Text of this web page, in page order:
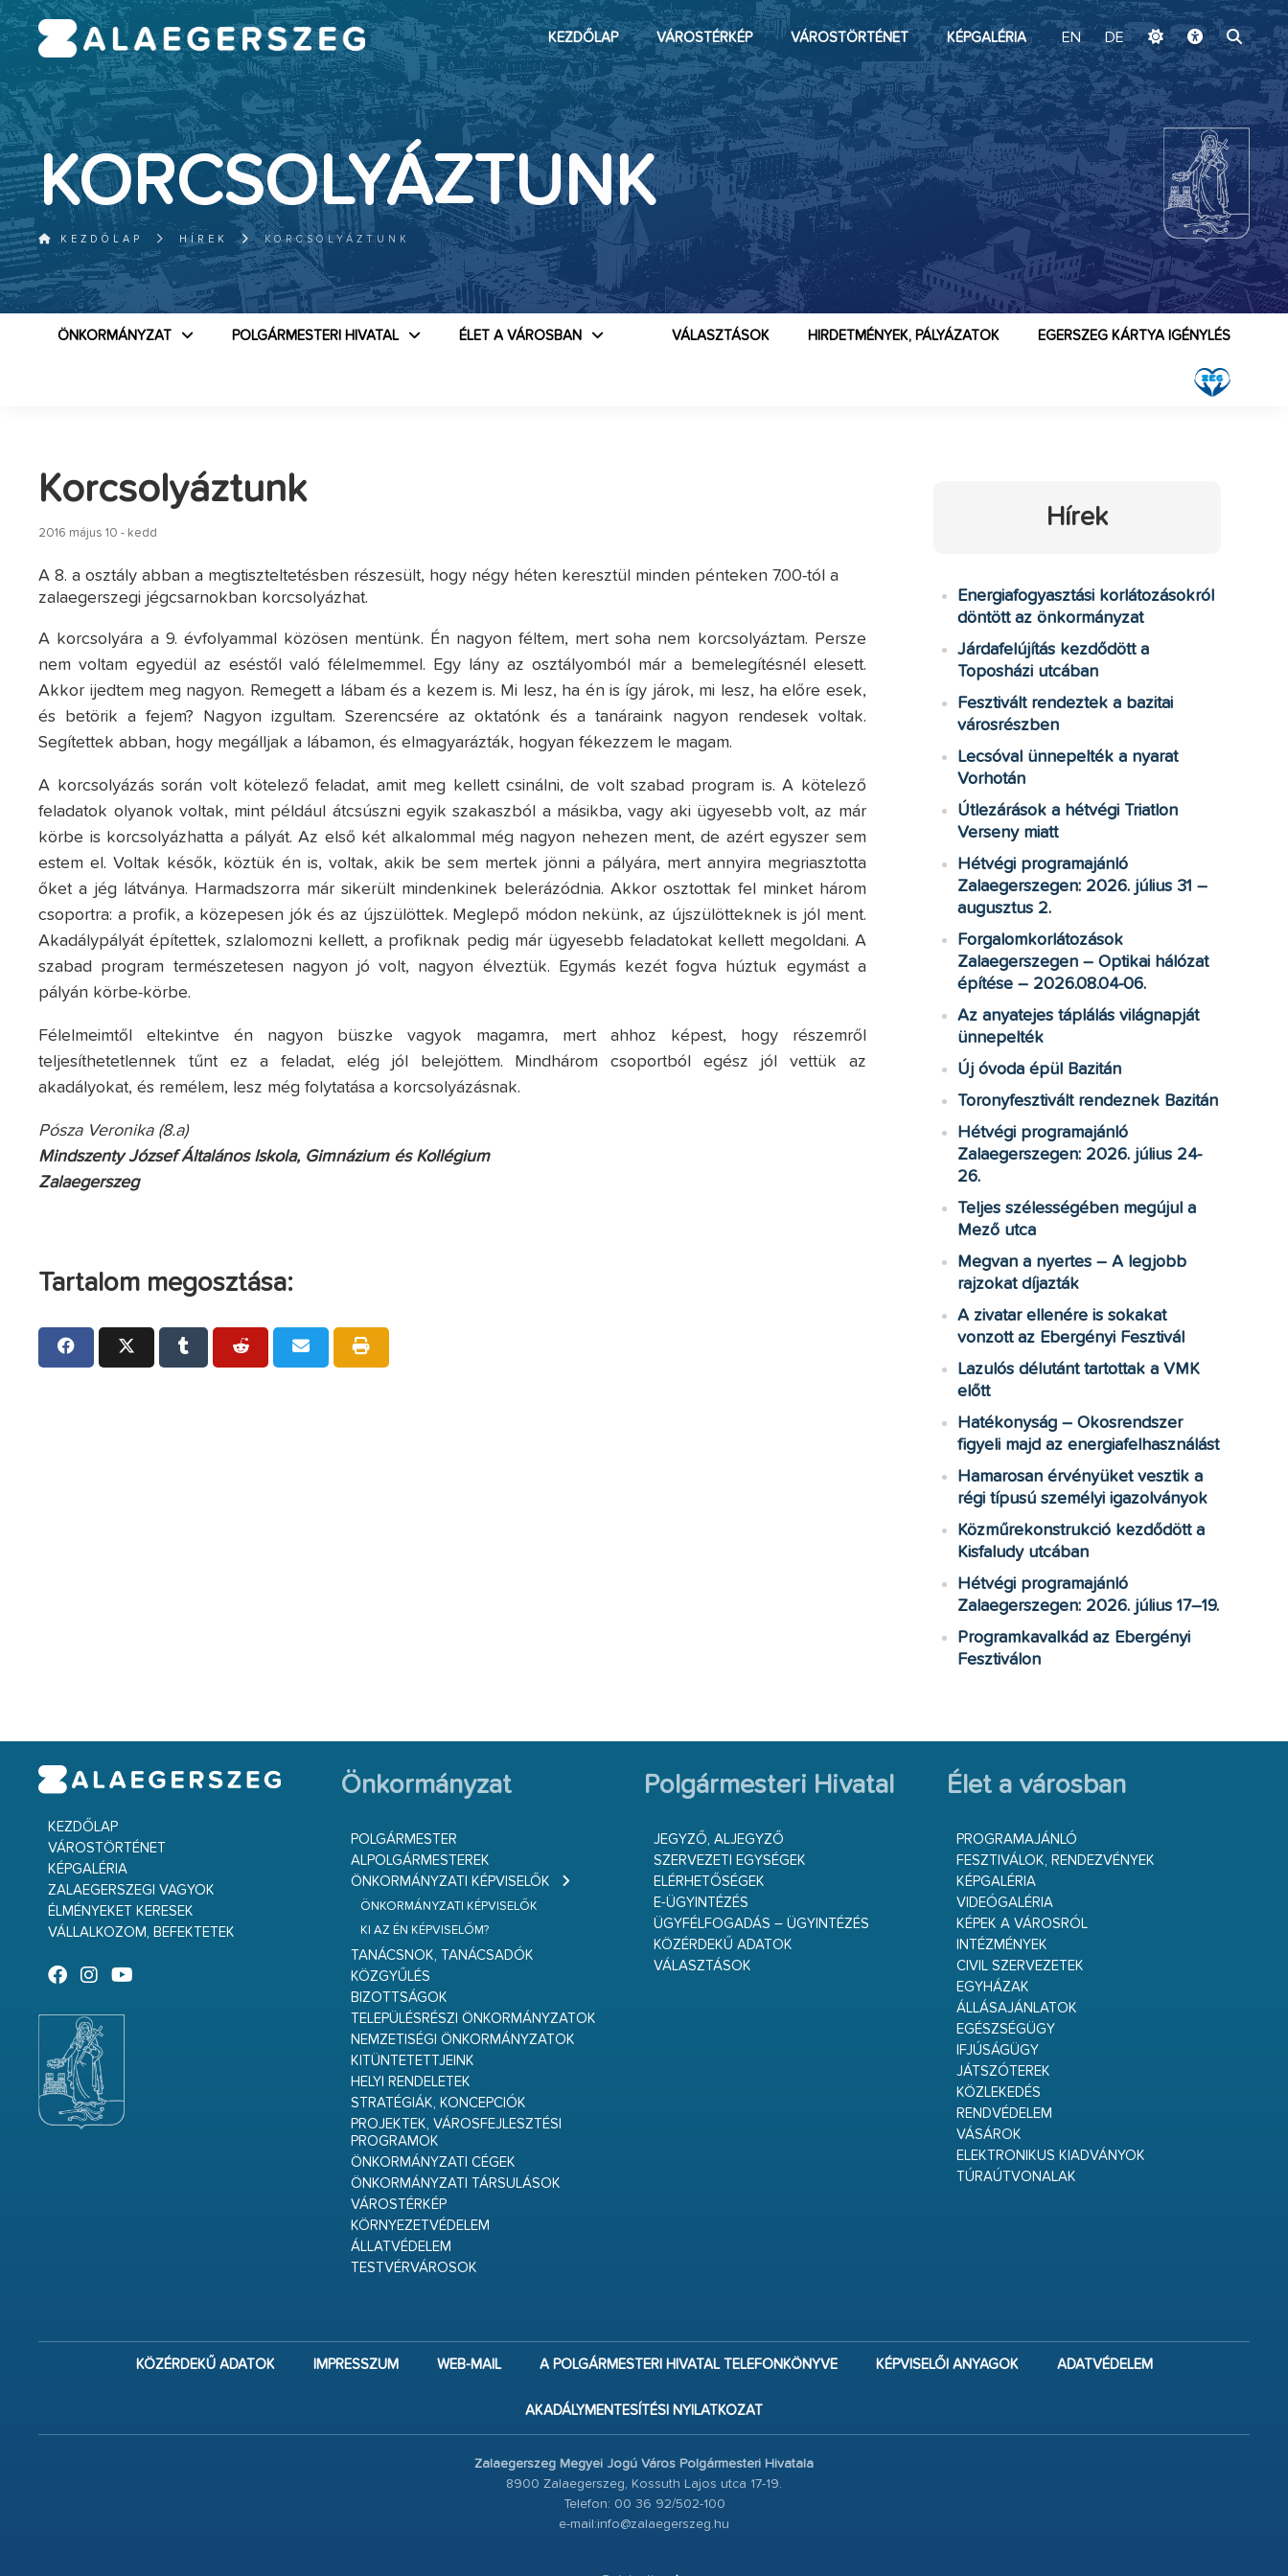
ugrás a fő tartalomhoz
KEZDŐLAP VÁROSTÉRKÉP VÁROSTÖRTÉNET KÉPGALÉRIA EN DE
KORCSOLYÁZTUNK
KEZDŐLAP HÍREK KORCSOLYÁZTUNK
ÖNKORMÁNYZAT POLGÁRMESTERI HIVATAL ÉLET A VÁROSBAN EGERSZEG KÁRTYA IGÉNYLÉS
HIRDETMÉNYEK, PÁLYÁZATOK
VÁLASZTÁSOK
Korcsolyáztunk
2016 május 10 - kedd
A 8. a osztály abban a megtiszteltetésben részesült, hogy négy héten keresztül minden pénteken 7.00-tól a
zalaegerszegi jégcsarnokban korcsolyázhat.
A korcsolyára a 9. évfolyammal közösen mentünk. Én nagyon féltem, mert soha nem korcsolyáztam. Persze
nem voltam egyedül az eséstől való félelmemmel. Egy lány az osztályomból már a bemelegítésnél elesett.
Akkor ijedtem meg nagyon. Remegett a lábam és a kezem is. Mi lesz, ha én is így járok, mi lesz, ha előre esek,
és betörik a fejem? Nagyon izgultam. Szerencsére az oktatónk és a tanáraink nagyon rendesek voltak.
Segítettek abban, hogy megálljak a lábamon, és elmagyarázták, hogyan fékezzem le magam.
A korcsolyázás során volt kötelező feladat, amit meg kellett csinálni, de volt szabad program is. A kötelező
feladatok olyanok voltak, mint például átcsúszni egyik szakaszból a másikba, vagy aki ügyesebb volt, az már
körbe is korcsolyázhatta a pályát. Az első két alkalommal még nagyon nehezen ment, de azért egyszer sem
estem el. Voltak késők, köztük én is, voltak, akik be sem mertek jönni a pályára, mert annyira megriasztotta
őket a jég látványa. Harmadszorra már sikerült mindenkinek belerázódnia. Akkor osztottak fel minket három
csoportra: a profik, a közepesen jók és az újszülöttek. Meglepő módon nekünk, az újszülötteknek is jól ment.
Akadálypályát építettek, szlalomozni kellett, a profiknak pedig már ügyesebb feladatokat kellett megoldani. A
szabad program természetesen nagyon jó volt, nagyon élveztük. Egymás kezét fogva húztuk egymást a
pályán körbe-körbe.
Félelmeimtől eltekintve én nagyon büszke vagyok magamra, mert ahhoz képest, hogy részemről
teljesíthetetlennek tűnt ez a feladat, elég jól belejöttem. Mindhárom csoportból egész jól vettük az
akadályokat, és remélem, lesz még folytatása a korcsolyázásnak.
Pósza Veronika (8.a)
Mindszenty József Általános Iskola, Gimnázium és Kollégium
Zalaegerszeg
Tartalom megosztása:
Hírek
Energiafogyasztási korlátozásokról
döntött az önkormányzat
Járdafelújítás kezdődött a
Toposházi utcában
Fesztivált rendeztek a bazitai
városrészben
Lecsóval ünnepelték a nyarat
Vorhotán
Útlezárások a hétvégi Triatlon
Verseny miatt
Hétvégi programajánló
Zalaegerszegen: 2026. július 31 –
augusztus 2.
Forgalomkorlátozások
Zalaegerszegen – Optikai hálózat
építése – 2026.08.04-06.
Az anyatejes táplálás világnapját
ünnepelték
Új óvoda épül Bazitán
Toronyfesztivált rendeznek Bazitán
Hétvégi programajánló
Zalaegerszegen: 2026. július 24-
26.
Teljes szélességében megújul a
Mező utca
Megvan a nyertes – A legjobb
rajzokat díjazták
A zivatar ellenére is sokakat
vonzott az Ebergényi Fesztivál
Lazulós délutánt tartottak a VMK
előtt
Hatékonyság – Okosrendszer
figyeli majd az energiafelhasználást
Hamarosan érvényüket vesztik a
régi típusú személyi igazolványok
Közműrekonstrukció kezdődött a
Kisfaludy utcában
Hétvégi programajánló
Zalaegerszegen: 2026. július 17–19.
Programkavalkád az Ebergényi
Fesztiválon
KEZDŐLAP
VÁROSTÖRTÉNET
KÉPGALÉRIA
ZALAEGERSZEGI VAGYOK
ÉLMÉNYEKET KERESEK
VÁLLALKOZOM, BEFEKTETEK
Önkormányzat
POLGÁRMESTER
ALPOLGÁRMESTEREK
ÖNKORMÁNYZATI KÉPVISELŐK
ÖNKORMÁNYZATI KÉPVISELŐK
KI AZ ÉN KÉPVISELŐM?
TANÁCSNOK, TANÁCSADÓK
KÖZGYŰLÉS
BIZOTTSÁGOK
TELEPÜLÉSRÉSZI ÖNKORMÁNYZATOK
NEMZETISÉGI ÖNKORMÁNYZATOK
KITÜNTETETTJEINK
HELYI RENDELETEK
STRATÉGIÁK, KONCEPCIÓK
PROJEKTEK, VÁROSFEJLESZTÉSI
PROGRAMOK
ÖNKORMÁNYZATI CÉGEK
ÖNKORMÁNYZATI TÁRSULÁSOK
VÁROSTÉRKÉP
KÖRNYEZETVÉDELEM
ÁLLATVÉDELEM
TESTVÉRVÁROSOK
Polgármesteri Hivatal
JEGYZŐ, ALJEGYZŐ
SZERVEZETI EGYSÉGEK
ELÉRHETŐSÉGEK
E-ÜGYINTÉZÉS
ÜGYFÉLFOGADÁS – ÜGYINTÉZÉS
KÖZÉRDEKŰ ADATOK
VÁLASZTÁSOK
Élet a városban
PROGRAMAJÁNLÓ
FESZTIVÁLOK, RENDEZVÉNYEK
KÉPGALÉRIA
VIDEÓGALÉRIA
KÉPEK A VÁROSRÓL
INTÉZMÉNYEK
CIVIL SZERVEZETEK
EGYHÁZAK
ÁLLÁSAJÁNLATOK
EGÉSZSÉGÜGY
IFJÚSÁGÜGY
JÁTSZÓTEREK
KÖZLEKEDÉS
RENDVÉDELEM
VÁSÁROK
ELEKTRONIKUS KIADVÁNYOK
TÚRAÚTVONALAK
KÖZÉRDEKŰ ADATOK IMPRESSZUM WEB-MAIL A POLGÁRMESTERI HIVATAL TELEFONKÖNYVE KÉPVISELŐI ANYAGOK ADATVÉDELEM
AKADÁLYMENTESÍTÉSI NYILATKOZAT
Zalaegerszeg Megyei Jogú Város Polgármesteri Hivatala
8900 Zalaegerszeg, Kossuth Lajos utca 17-19.
Telefon: 00 36 92/502-100
e-mail:info@zalaegerszeg.hu